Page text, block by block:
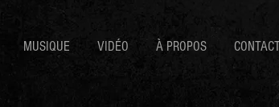
MUSIQUE VIDÉO À PROPOS